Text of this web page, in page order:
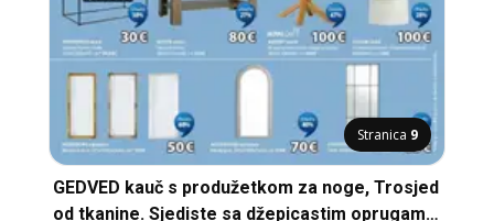
Stranica 9
GEDVED kauč s produžetkom za noge, Trosjed
od tkanine. Sjediste sa džepicastim oprugama